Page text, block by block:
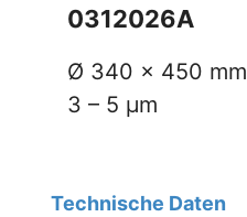
0312026A
Ø 340 x 450 mm
3 – 5 µm
Technische Daten